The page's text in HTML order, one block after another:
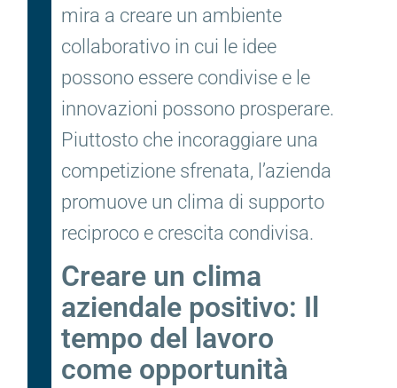
mira a creare un ambiente
collaborativo in cui le idee
possono essere condivise e le
innovazioni possono prosperare.
Piuttosto che incoraggiare una
competizione sfrenata, l’azienda
promuove un clima di supporto
reciproco e crescita condivisa.
Creare un clima
aziendale positivo: Il
tempo del lavoro
come opportunità